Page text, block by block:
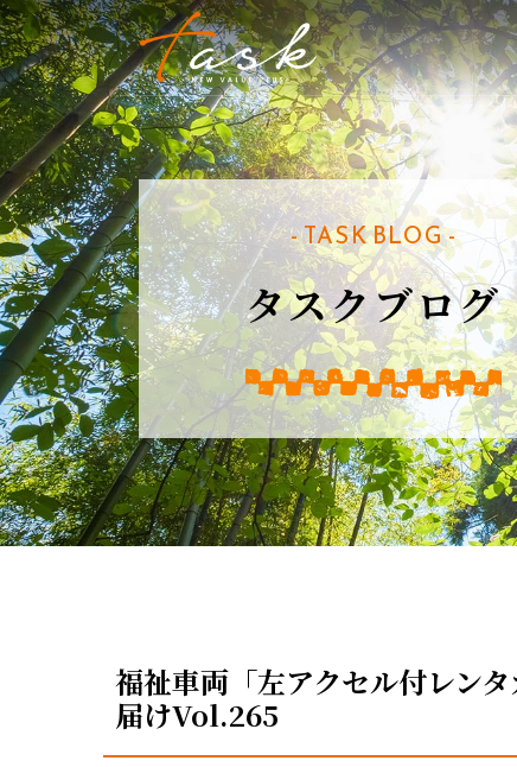
- TASK BLOG -
タスクブログ
福祉車両「左アクセル付レン
届けVol.265